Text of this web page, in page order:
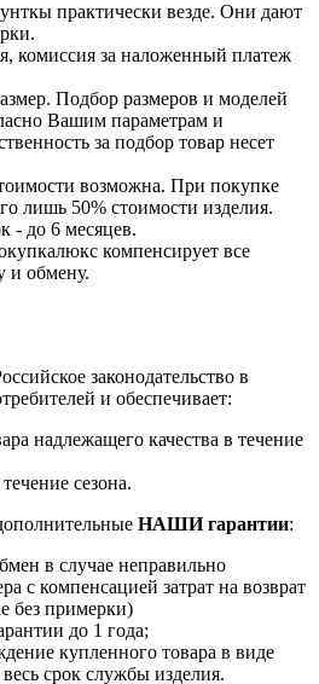
практически везде. Они дают
комиссия за наложенный платеж
Подбор размеров и моделей
Вашим параметрам и
за подбор товар несет
возможна. При покупке
лишь 50% стоимости изделия.
- до 6 месяцев.
компенсирует все
и обмену.
законодательство в
и обеспечивает:
надлежащего качества в течение
сезона.
НАШИ гарантии:
в случае неправильно
с компенсацией затрат на возврат
без примерки)
до 1 года;
купленного товара в виде
срок службы изделия.